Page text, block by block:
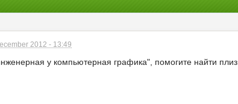
2012 - 13:49
у компьютерная графика", помогите найти плиз